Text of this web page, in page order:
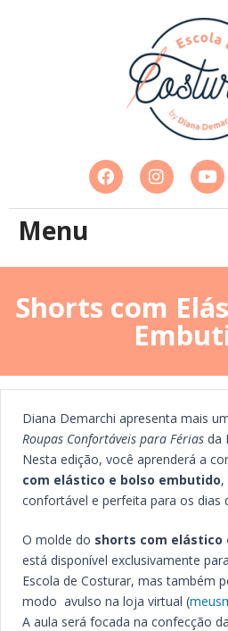
Menu
Shorts com
Diana Demarchi apresenta mais
Roupas Confortáveis para Fériasda
Nesta edição, você aprenderá a
com elástico e bolso embutido,
confortável e perfeita para os dias
O molde do shorts com elástico
está disponível exclusivamente
Escola de Costurar, mas também
modo avulso na loja virtual (
A aula será focada na confecção